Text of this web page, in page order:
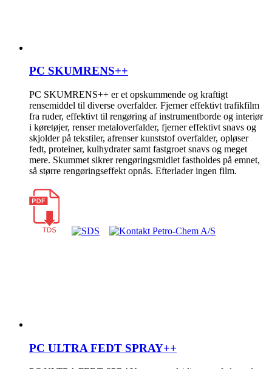
PC SKUMRENS++
PC SKUMRENS++ er et opskummende og kraftigt
rensemiddel til diverse overfalder. Fjerner effektivt trafikfilm
fra ruder, effektivt til rengøring af instrumentborde og interiør
i køretøjer, renser metaloverfalder, fjerner effektivt snavs og
skjolder på tekstiler, afrenser kunststof overfalder, opløser
fedt, proteiner, kulhydrater samt fastgroet snavs og meget
mere. Skummet sikrer rengøringsmidlet fastholdes på emnet,
så større rengøringseffekt opnås. Efterlader ingen film.
PC ULTRA FEDT SPRAY++